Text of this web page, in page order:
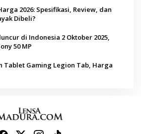
2026: Spesifikasi, Review, dan
Dibeli?
di Indonesia 2 Oktober 2025,
50 MP
Tablet Gaming Legion Tab, Harga